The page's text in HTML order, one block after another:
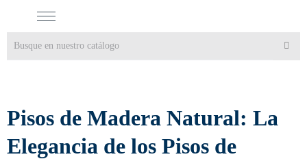
Pisos de Madera Natural: La
Elegancia de los Pisos de